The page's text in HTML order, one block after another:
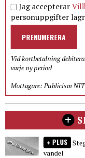
Jag accepterar
personuppgifter
PRENUMERERA
Vid kortbetalning
varje ny period
Mottagare: Publicism
PLUS
vandel